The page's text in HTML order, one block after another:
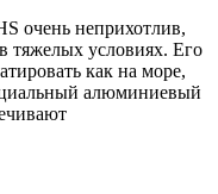
очень неприхотлив,
тяжелых условиях. Его
как на море,
алюминиевый